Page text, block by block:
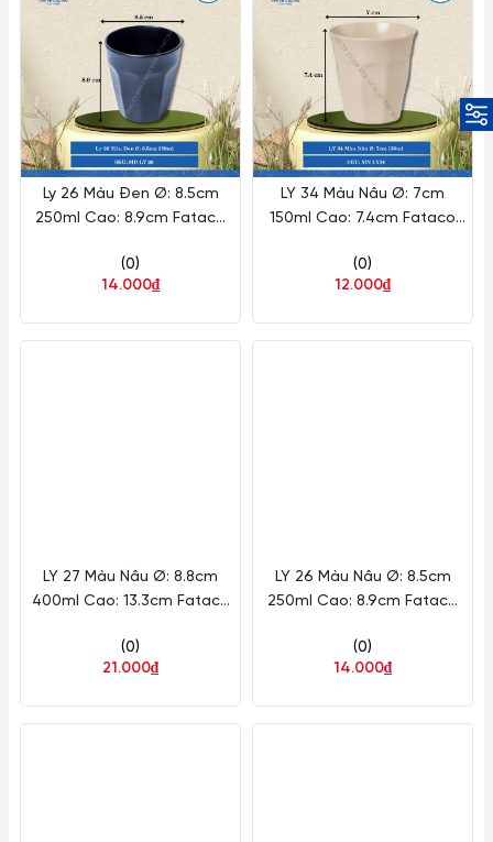
Ly 26 Màu Đen Ø: 8.5cm
250ml Cao: 8.9cm Fataco
(0)
14.000₫
LY 34 Màu Nâu Ø: 7cm
150ml Cao: 7.4cm Fataco
(0)
12.000₫
LY 27 Màu Nâu Ø: 8.8cm
400ml Cao: 13.3cm Fataco
(0)
21.000₫
LY 26 Màu Nâu Ø: 8.5cm
250ml Cao: 8.9cm Fataco
(0)
14.000₫